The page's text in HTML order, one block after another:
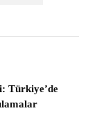
Türkiye’de